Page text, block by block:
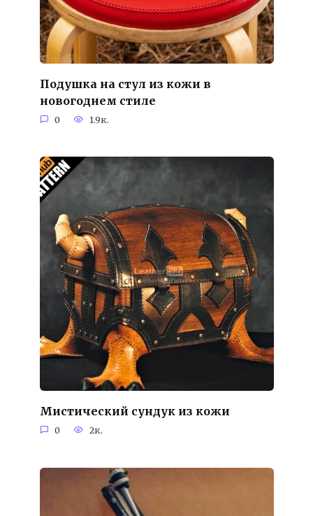
Подушка на стул из кожи в
новогоднем стиле
0 1.9к.
Мистический сундук из кожи
0 2к.